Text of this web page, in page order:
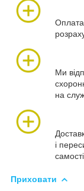
Оплата
Ми
на
і
Приховати